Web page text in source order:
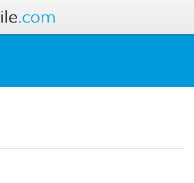
.com